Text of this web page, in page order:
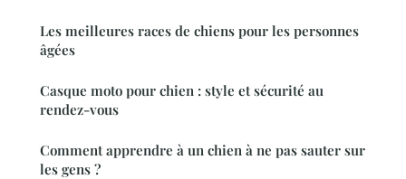
Les meilleures races de chiens pour les personnes
âgées
Casque moto pour chien : style et sécurité au
rendez-vous
Comment apprendre à un chien à ne pas sauter sur
les gens ?